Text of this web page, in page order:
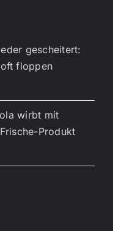
gescheitert:
floppen
wirbt mit
Produkt